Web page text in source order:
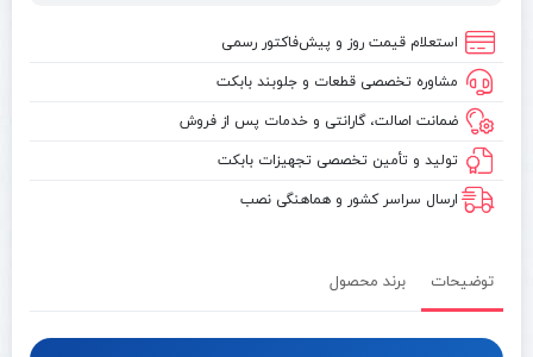
مشخصات
کمرشکن
ایرانی
استعلام قیمت روز و پیش‌فاکتور رسمی
مشاوره تخصصی قطعات و جلوبند بابکت
ضمانت اصالت، گارانتی و خدمات پس از فروش
تولید و تأمین تخصصی تجهیزات بابکت
ارسال سراسر کشور و هماهنگی نصب
توضیحات برند محصول